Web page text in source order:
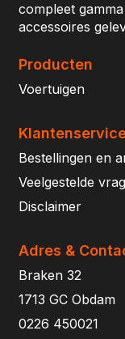
compleet
accessoires
Producten
Voertuigen
Bestellingen en
Veelgestelde
Disclaimer
Adres &
Braken 32
1713 GC Obdam
0226 450021